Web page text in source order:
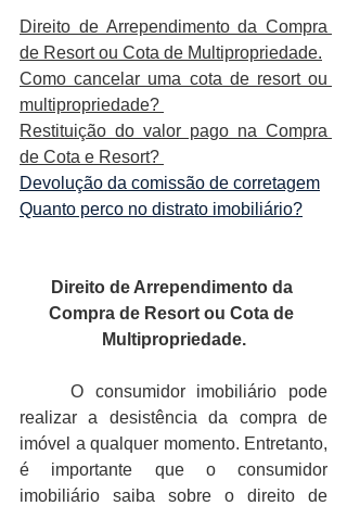
Direito de Arrependimento da Compra
de Resort ou Cota de Multipropriedade.
Como cancelar uma cota de resort ou
multipropriedade?
Restituição do valor pago na Compra
de Cota e Resort?
Devolução da comissão de corretagem
Quanto perco no distrato imobiliário?
Direito de Arrependimento da
Compra de Resort ou Cota de
Multipropriedade.
O consumidor imobiliário pode
realizar a desistência da compra de
imóvel a qualquer momento. Entretanto,
é importante que o consumidor
imobiliário saiba sobre o direito de